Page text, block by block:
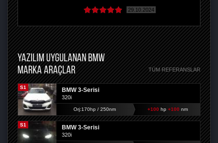
29.10.2024
YAZILIM UYGULANAN BMW
MARKA ARAÇLAR
TÜM REFERANSLAR
S1 BMW 3-Serisi
320i
Orj:170hp / 250nm +100 hp +100 nm
S1 BMW 3-Serisi
320i